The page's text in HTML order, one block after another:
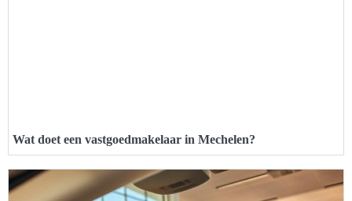
Wat doet een vastgoedmakelaar in Mechelen?